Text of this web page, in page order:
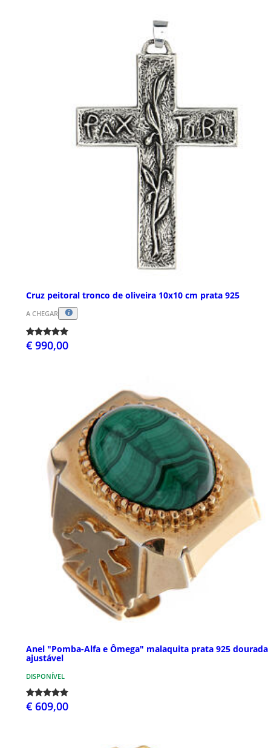
Cruz peitoral tronco de oliveira 10x10 cm prata 925
A CHEGAR
€ 990,00
Anel "Pomba-Alfa e Ômega" malaquita prata 925 dourada
ajustável
DISPONÍVEL
€ 609,00